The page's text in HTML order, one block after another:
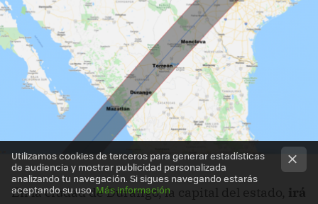
En la ciudad de Durango, la capital del estado, irá
Utilizamos cookies de terceros para generar estadísticas
de audiencia y mostrar publicidad personalizada
analizando tu navegación. Si sigues navegando estarás
aceptando su uso.Más información